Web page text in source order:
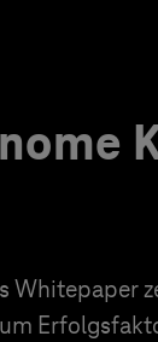
Whitepaper